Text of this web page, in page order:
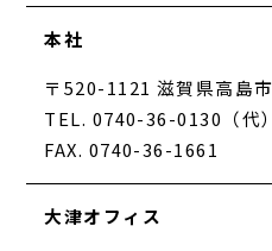
本社
〒520-1121 滋賀県高島
TEL. 0740-36-0130（代）
FAX. 0740-36-1661
大津オフィス